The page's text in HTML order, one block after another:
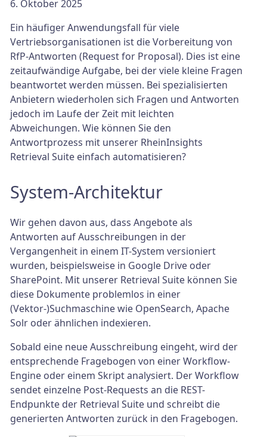
6. Oktober 2025
Ein häufiger Anwendungsfall für viele
Vertriebsorganisationen ist die Vorbereitung von
RfP-Antworten (Request for Proposal). Dies ist eine
zeitaufwändige Aufgabe, bei der viele kleine Fragen
beantwortet werden müssen. Bei spezialisierten
Anbietern wiederholen sich Fragen und Antworten
jedoch im Laufe der Zeit mit leichten
Abweichungen. Wie können Sie den
Antwortprozess mit unserer RheinInsights
Retrieval Suite einfach automatisieren?
System-Architektur
Wir gehen davon aus, dass Angebote als
Antworten auf Ausschreibungen in der
Vergangenheit in einem IT-System versioniert
wurden, beispielsweise in Google Drive oder
SharePoint. Mit unserer Retrieval Suite können Sie
diese Dokumente problemlos in einer
(Vektor-)Suchmaschine wie OpenSearch, Apache
Solr oder ähnlichen indexieren.
Sobald eine neue Ausschreibung eingeht, wird der
entsprechende Fragebogen von einer Workflow-
Engine oder einem Skript analysiert. Der Workflow
sendet einzelne Post-Requests an die REST-
Endpunkte der Retrieval Suite und schreibt die
generierten Antworten zurück in den Fragebogen.